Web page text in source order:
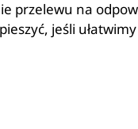
przelewu na
jeśli